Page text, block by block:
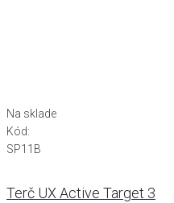
Na sklade
Kód:
SP11B
Terč UX Active Target 3